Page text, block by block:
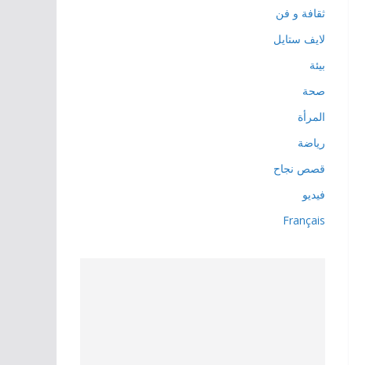
ثقافة و فن
لايف ستايل
بيئة
صحة
المرأة
رياضة
قصص نجاح
فيديو
Français